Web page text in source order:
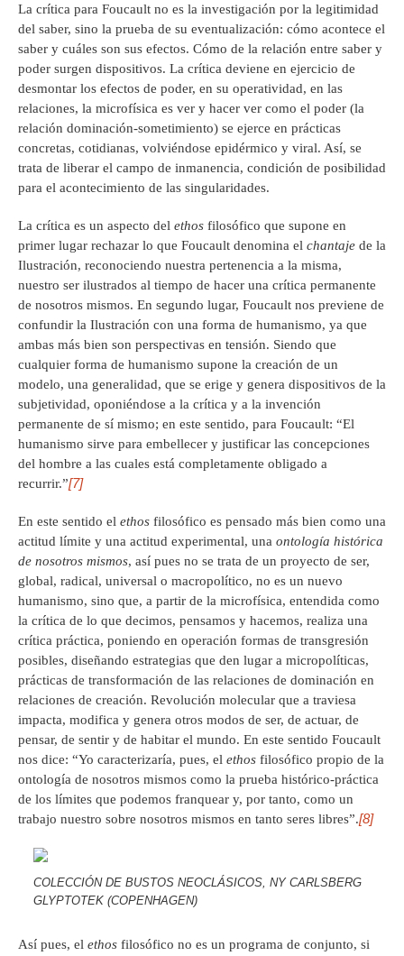
La crítica para Foucault no es la investigación por la legitimidad
del saber, sino la prueba de su eventualización: cómo acontece el
saber y cuáles son sus efectos. Cómo de la relación entre saber y
poder surgen dispositivos. La crítica deviene en ejercicio de
desmontar los efectos de poder, en su operatividad, en las
relaciones, la microfísica es ver y hacer ver como el poder (la
relación dominación-sometimiento) se ejerce en prácticas
concretas, cotidianas, volviéndose epidérmico y viral. Así, se
trata de liberar el campo de inmanencia, condición de posibilidad
para el acontecimiento de las singularidades.
La crítica es un aspecto del ethos filosófico que supone en
primer lugar rechazar lo que Foucault denomina el chantaje de la
Ilustración, reconociendo nuestra pertenencia a la misma,
nuestro ser ilustrados al tiempo de hacer una crítica permanente
de nosotros mismos. En segundo lugar, Foucault nos previene de
confundir la Ilustración con una forma de humanismo, ya que
ambas más bien son perspectivas en tensión. Siendo que
cualquier forma de humanismo supone la creación de un
modelo, una generalidad, que se erige y genera dispositivos de la
subjetividad, oponiéndose a la crítica y a la invención
permanente de sí mismo; en este sentido, para Foucault: “El
humanismo sirve para embellecer y justificar las concepciones
del hombre a las cuales está completamente obligado a
recurrir.”[7]
En este sentido el ethos filosófico es pensado más bien como una
actitud límite y una actitud experimental, una ontología histórica
de nosotros mismos, así pues no se trata de un proyecto de ser,
global, radical, universal o macropolítico, no es un nuevo
humanismo, sino que, a partir de la microfísica, entendida como
la crítica de lo que decimos, pensamos y hacemos, realiza una
crítica práctica, poniendo en operación formas de transgresión
posibles, diseñando estrategias que den lugar a micropolíticas,
prácticas de transformación de las relaciones de dominación en
relaciones de creación. Revolución molecular que a traviesa
impacta, modifica y genera otros modos de ser, de actuar, de
pensar, de sentir y de habitar el mundo. En este sentido Foucault
nos dice: “Yo caracterizaría, pues, el ethos filosófico propio de la
ontología de nosotros mismos como la prueba histórico-práctica
de los límites que podemos franquear y, por tanto, como un
trabajo nuestro sobre nosotros mismos en tanto seres libres”.[8]
COLECCIÓN DE BUSTOS NEOCLÁSICOS, NY CARLSBERG
GLYPTOTEK (COPENHAGEN)
Así pues, el ethos filosófico no es un programa de conjunto, si